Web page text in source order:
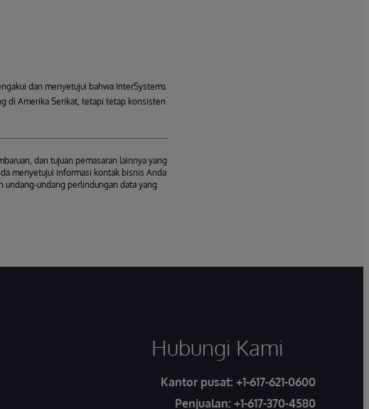
dan menyetujui bahwa InterSystems
di Amerika Serikat, tetapi tetap konsisten
dan tujuan pemasaran lainnya yang
menyetujui informasi kontak bisnis Anda
undang perlindungan data yang
Hubungi Kami
Kantor pusat: +1-617-621-0600
Penjualan: +1-617-370-4580